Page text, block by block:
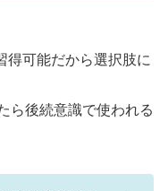
得可能だから選択肢に
ら後続意識で使われる